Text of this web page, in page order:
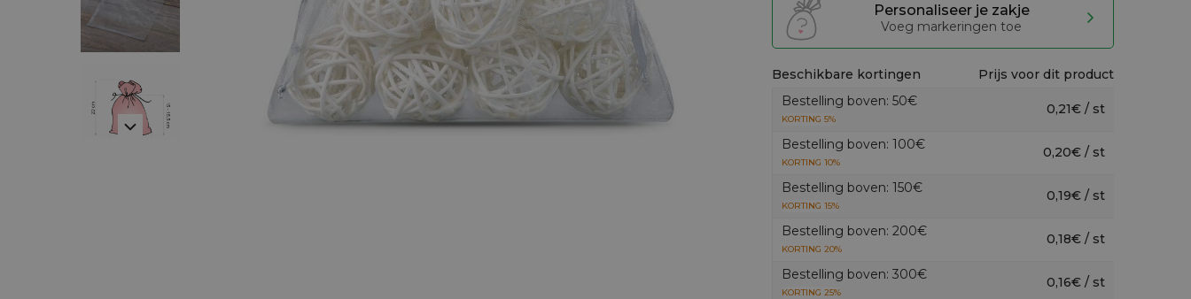
Personaliseer je zakje
Voeg markeringen toe
Beschikbare kortingen
Prijs voor dit product
Bestelling boven: 50€
KORTING 5%
0,21€ / st
Bestelling boven: 100€
KORTING 10%
0,20€ / st
Bestelling boven: 150€
KORTING 15%
0,19€ / st
Bestelling boven: 200€
KORTING 20%
0,18€ / st
Bestelling boven: 300€
KORTING 25%
0,16€ / st